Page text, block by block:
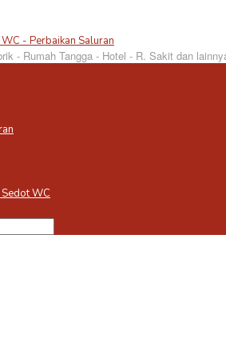
- Perbaikan Saluran
- Rumah Tangga - Hotel - R. Sakit dan
WC